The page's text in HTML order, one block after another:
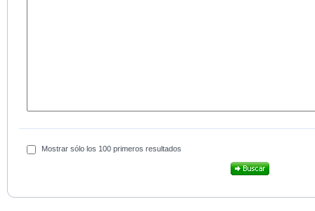
Mostrar sólo los 100 primeros resultados